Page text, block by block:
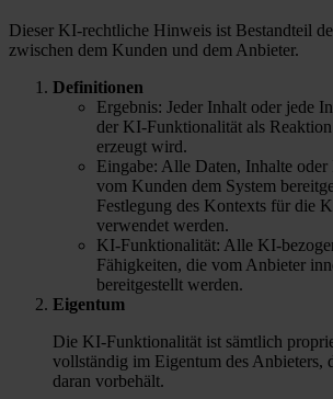
Dieser KI-rechtliche Hinweis ist Bestandteil
zwischen dem Kunden und dem Anbieter.
Definitionen
Ergebnis: Jeder Inhalt oder jede
der KI-Funktionalität als
erzeugt wird.
Eingabe: Alle Daten, Inhalte
vom Kunden dem System
Festlegung des Kontexts für die
verwendet werden.
KI-Funktionalität: Alle KI-
Fähigkeiten, die vom Anbieter
bereitgestellt werden.
Eigentum
Die KI-Funktionalität ist sämtlich
vollständig im Eigentum des Anbieters,
daran vorbehält.